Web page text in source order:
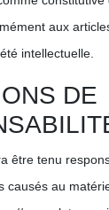
aux
intellectuelle.
DE
être tenu
causés au